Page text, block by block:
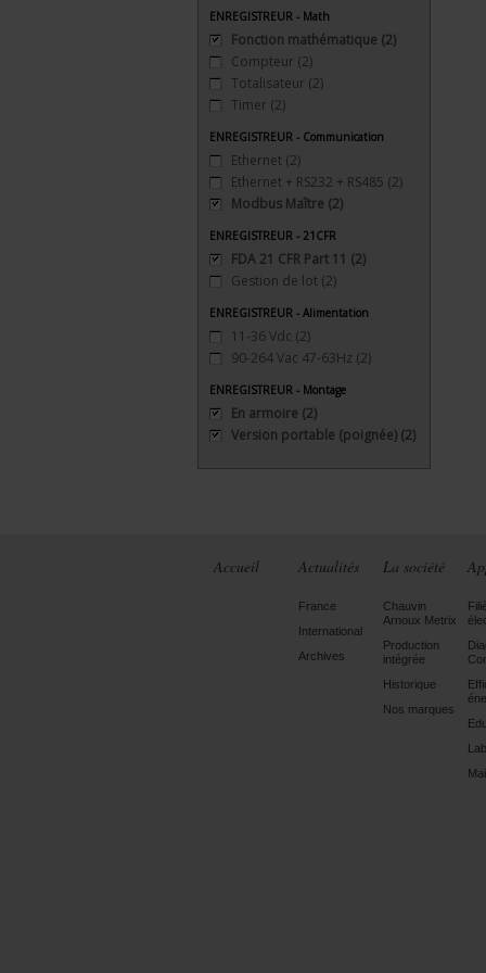
ENREGISTREUR - Math
Fonction mathématique (2)
Compteur (2)
Totalisateur (2)
Timer (2)
ENREGISTREUR - Communication
Ethernet (2)
Ethernet + RS232 + RS485 (2)
Modbus Maître (2)
ENREGISTREUR - 21CFR
FDA 21 CFR Part 11 (2)
Gestion de lot (2)
ENREGISTREUR - Alimentation
11-36 Vdc (2)
90-264 Vac 47-63Hz (2)
ENREGISTREUR - Montage
En armoire (2)
Version portable (poignée) (2)
Accueil Actualités
France
International
Archives
La société
Chauvin
Arnoux Metrix
Production
intégrée
Historique
Nos marques